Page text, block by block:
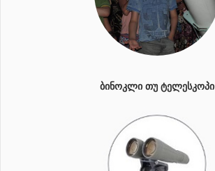
ᲑᲘᲜᲝᲙᲚᲘ ᲗᲣ ᲢᲔᲚᲔᲡᲙᲝᲞᲘ